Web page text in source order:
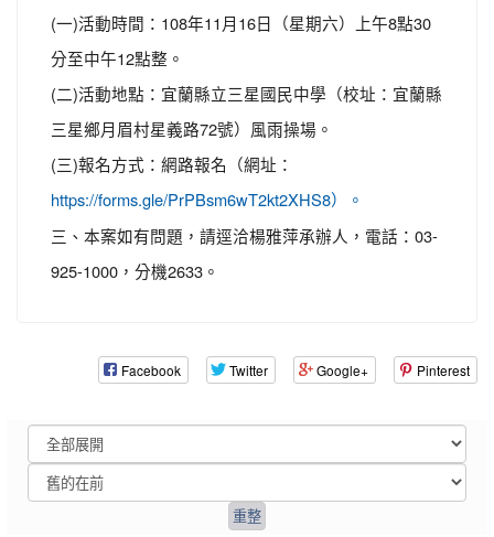
(一)活動時間：108年11月16日（星期六）上午8點30
分至中午12點整。
(二)活動地點：宜蘭縣立三星國民中學（校址：宜蘭縣
三星鄉月眉村星義路72號）風雨操場。
(三)報名方式：網路報名（網址：
https://forms.gle/PrPBsm6wT2kt2XHS8）。
三、本案如有問題，請逕洽楊雅萍承辦人，電話：03-
925-1000，分機2633。
Facebook Twitter Google+ Pinterest